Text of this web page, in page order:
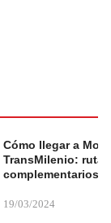
Cómo llegar a
TransMilenio:
complementarios
19/03/2024